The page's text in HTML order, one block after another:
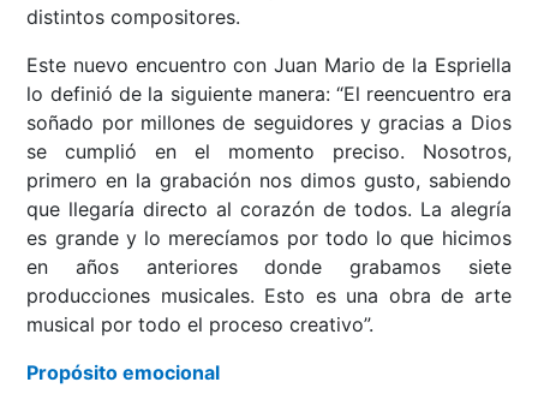
distintos compositores.
Este nuevo encuentro con Juan Mario de la Espriella
lo definió de la siguiente manera: “El reencuentro era
soñado por millones de seguidores y gracias a Dios
se cumplió en el momento preciso. Nosotros,
primero en la grabación nos dimos gusto, sabiendo
que llegaría directo al corazón de todos. La alegría
es grande y lo merecíamos por todo lo que hicimos
en años anteriores donde grabamos siete
producciones musicales. Esto es una obra de arte
musical por todo el proceso creativo”.
Propósito emocional